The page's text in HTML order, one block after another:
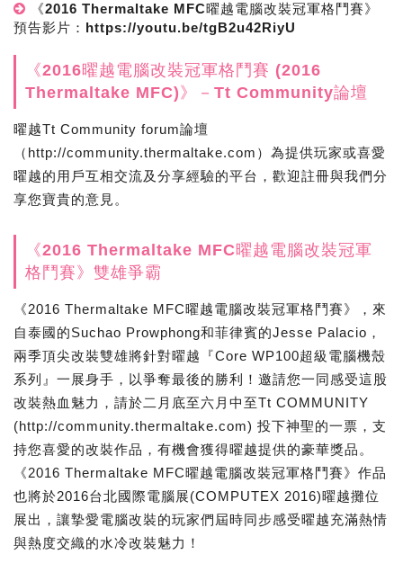
《2016 Thermaltake MFC曜越電腦改裝冠軍格鬥賽》
預告影片：https://youtu.be/tgB2u42RiyU
《2016曜越電腦改裝冠軍格鬥賽 (2016
Thermaltake MFC)》－Tt Community論壇
曜越Tt Community forum論壇
（http://community.thermaltake.com）為提供玩家或喜愛
曜越的用戶互相交流及分享經驗的平台，歡迎註冊與我們分
享您寶貴的意見。
《2016 Thermaltake MFC曜越電腦改裝冠軍
格鬥賽》雙雄爭霸
《2016 Thermaltake MFC曜越電腦改裝冠軍格鬥賽》，來
自泰國的Suchao Prowphong和菲律賓的Jesse Palacio，
兩季頂尖改裝雙雄將針對曜越『Core WP100超級電腦機殼
系列』一展身手，以爭奪最後的勝利！邀請您一同感受這股
改裝熱血魅力，請於二月底至六月中至Tt COMMUNITY
(http://community.thermaltake.com) 投下神聖的一票，支
持您喜愛的改裝作品，有機會獲得曜越提供的豪華獎品。
《2016 Thermaltake MFC曜越電腦改裝冠軍格鬥賽》作品
也將於2016台北國際電腦展(COMPUTEX 2016)曜越攤位
展出，讓摯愛電腦改裝的玩家們屆時同步感受曜越充滿熱情
與熱度交織的水冷改裝魅力！